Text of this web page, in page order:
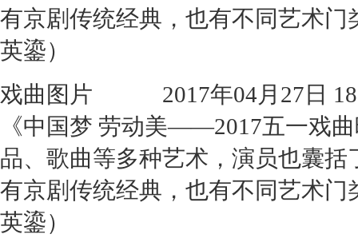
有京剧传统经典，也有不同艺术
英鎏）
戏曲图片 2017年04月27日
《中国梦 劳动美——2017五一戏
品、歌曲等多种艺术，演员也囊
有京剧传统经典，也有不同艺术
英鎏）